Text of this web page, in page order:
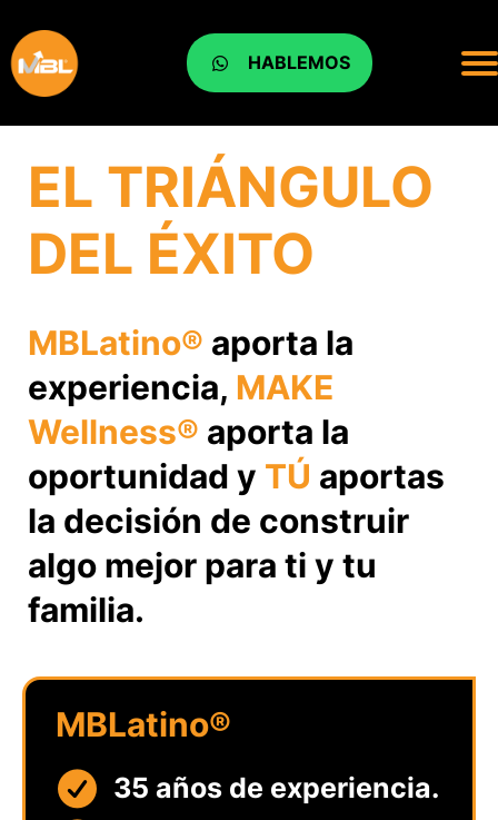
HABLEMOS
EL TRIÁNGULO
DEL ÉXITO
MBLatino® aporta la
experiencia, MAKE
Wellness® aporta la
oportunidad y TÚ aportas
la decisión de construir
algo mejor para ti y tu
familia.
MBLatino®
35 años de experiencia.